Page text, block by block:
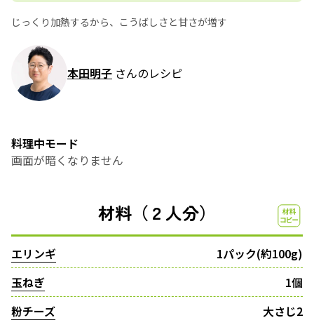
じっくり加熱するから、こうばしさと甘さが増す
本田明子 さんのレシピ
料理中モード
画面が暗くなりません
材料（２人分）
エリンギ
1パック(約100g)
玉ねぎ
1個
粉チーズ
大さじ2